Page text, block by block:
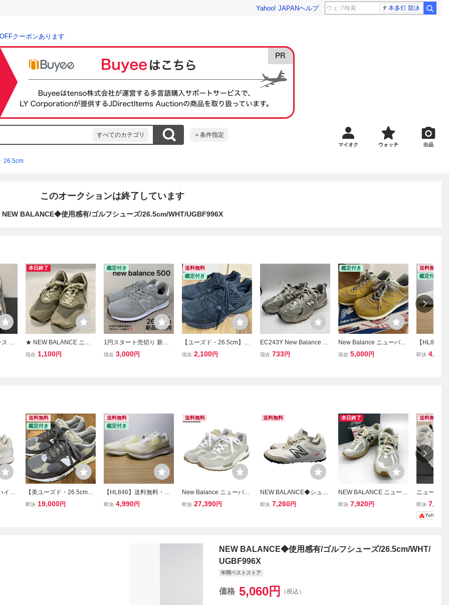
Yahoo! JAPANヘルプ 本多灯 競泳
クーポンあります
すべてのカテゴリ ＋条件指定
マイオク ウォッチ 出品
26.5cm
このオークションは終了しています
NEW BALANCE◆使用感有/ゴルフシューズ/26.5cm/WHT/UGBF996X
Ne
本日終了
★ NEW BALANCE ニュ
ーバランス スニーカー 99
現在 1,100円
鑑定付き
1円スタート売切り 新品
未使用 26.5cm US8.5 完
現在 3,000円
送料無料
鑑定付き
【ユーズド・26.5cm】Ne
w Balance ニューバラン
現在 2,100円
EC243Y New Balance ニ
ューバランス MR530 メ
現在 733円
鑑定付き
New Balance ニューバラ
ンス ML574 VMI スニーカ
現在 5,000円
送料無料
鑑定付き
【HL846
品未使用！
即決 4,990
イカ
送料無料
鑑定付き
【美ユーズド・26.5cm】
New Balance ニューバラ
即決 19,000円
送料無料
鑑定付き
【HL846】送料無料・新
品未使用！！ニューバラ
即決 4,990円
送料無料
New Balance ニューバラ
ンス U992720 USA製 99
即決 27,390円
送料無料
NEW BALANCE◆シュー
ズ/26.5cm/WHT/MS42TW
即決 7,260円
本日終了
NEW BALANCE ニュー M
1906RQ スニーカー ロー
即決 7,920円
送料無料
ニューバラ
ance） ス
ーツシュー
イズ
即決 7,300
Yahoo!フ
NEW BALANCE◆使用感有/ゴルフシューズ/26.5cm/WHT/
UGBF996X
年間ベストストア
価格 5,060円 （税込）